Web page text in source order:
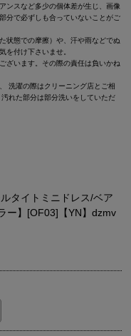
ンスなど多少の個体差が生じ、画像
分で必ずしも合っていないことがご
状態での摩擦）や、汗や雨などでぬ
を付け下さいませ。
ざいます。その際の責任は負いかね
洗濯の際はクリーニング店とご相
れた部分は部分洗いをしていただ